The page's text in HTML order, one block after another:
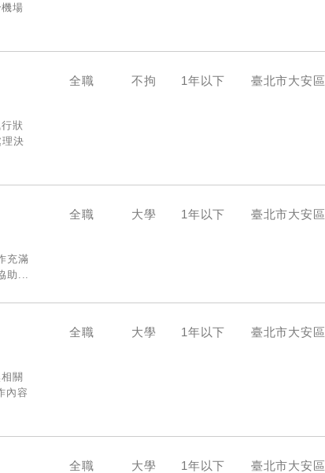
場
狀
決
全職 不拘 1年以下 臺北市大安區
充滿
助...
全職 大學 1年以下 臺北市大安區
關
內容
全職 大學 1年以下 臺北市大安區
全職 大學 1年以下 臺北市大安區